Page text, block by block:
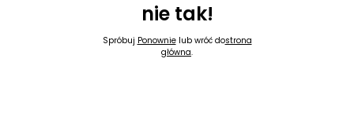
nie tak!
Spróbuj Ponownielub wróć dostrona
główna.